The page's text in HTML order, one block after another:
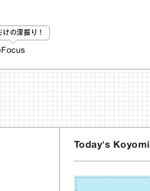
けの深掘り！
Focus
Today's Koyomi